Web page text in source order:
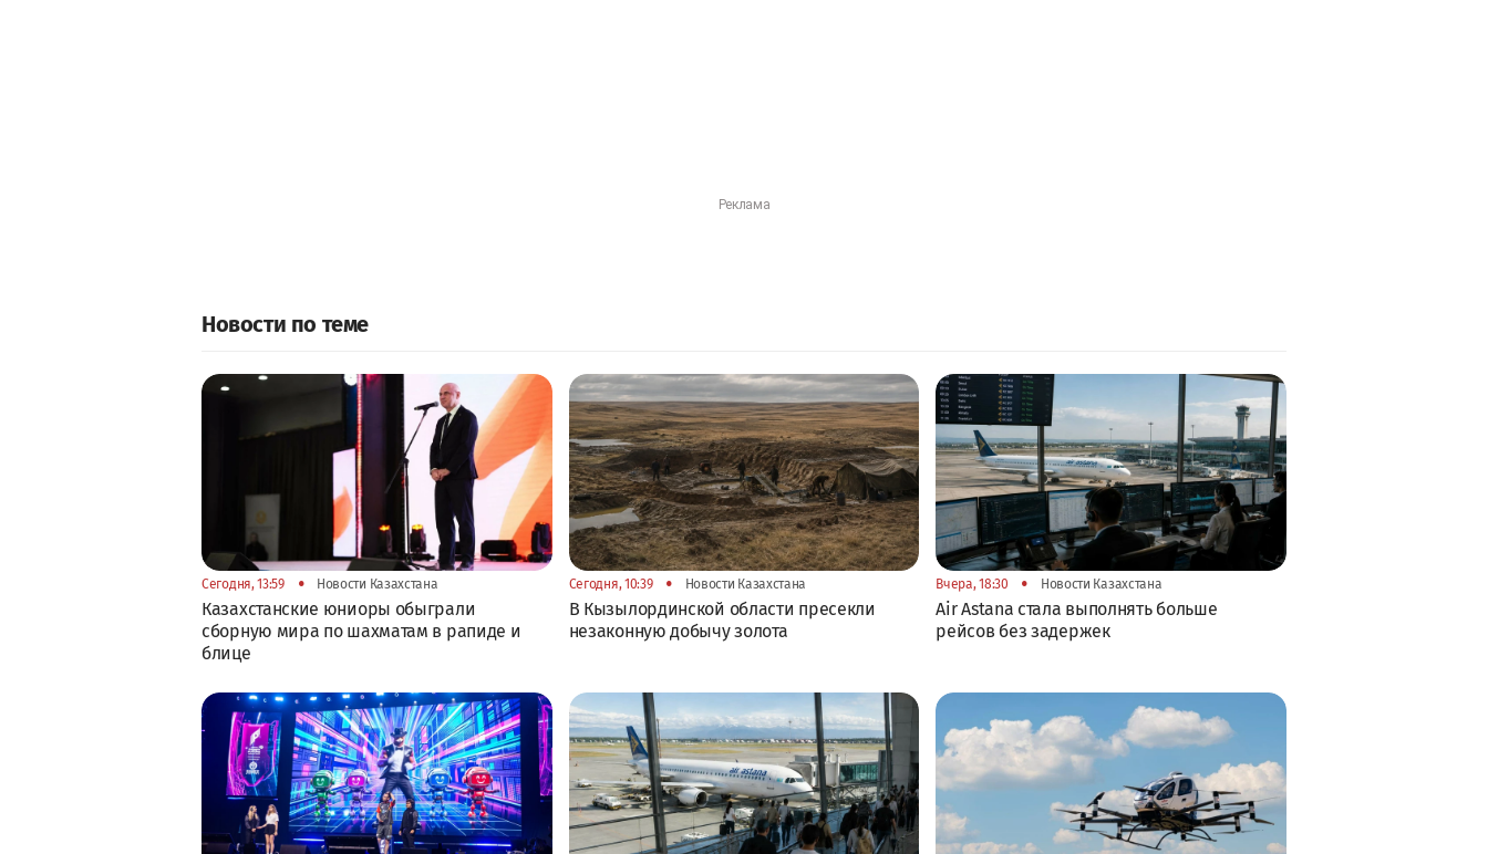
Новости по теме
Сегодня, 13:59 • Новости Казахстана
Казахстанские юниоры обыграли
сборную мира по шахматам в рапиде и
блице
Сегодня, 10:39 • Новости Казахстана
В Кызылординской области пресекли
незаконную добычу золота
Вчера, 18:30 • Новости Казахстана
Air Astana стала выполнять больше
рейсов без задержек